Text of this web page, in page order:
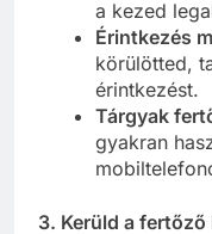
a kezed
Érintkezés
körülötted,
érintkezést.
Tárgyak
gyakran
3. Kerüld a